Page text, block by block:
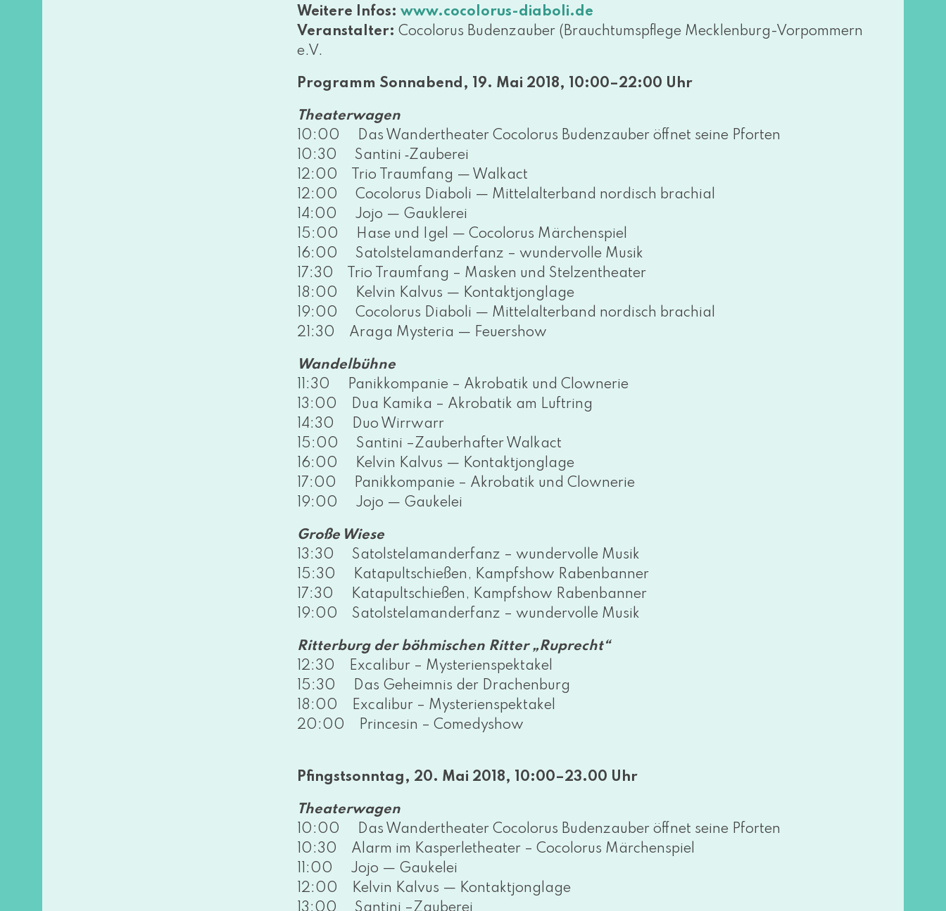
Weitere Infos: www​.coco​lo​rus​-dia​bo​li​.de
Veranstalter: Cocolorus Budenzauber (Brauchtumspflege Mecklenburg-Vorpommern
e.V.
Programm Sonnabend, 19. Mai 2018, 10:00–22:00 Uhr
Theaterwagen
10:00 Das Wandertheater Cocolorus Budenzauber öff­net sei­ne Pforten
10:30 Santini ‑Zauberei
12:00 Trio Traumfang — Walkact
12:00 Cocolorus Diaboli — Mittelalterband nor­disch bra­chi­al
14:00 Jojo — Gauklerei
15:00 Hase und Igel — Cocolorus Märchenspiel
16:00 Satolstelamanderfanz – wun­der­vol­le Musik
17:30 Trio Traumfang – Masken und Stelzentheater
18:00 Kelvin Kalvus — Kontaktjonglage
19:00 Cocolorus Diaboli — Mittelalterband nor­disch bra­chi­al
21:30 Araga Mysteria — Feuershow
Wandelbühne
11:30 Panikkompanie – Akrobatik und Clownerie
13:00 Dua Kamika – Akrobatik am Luftring
14:30 Duo Wirrwarr
15:00 Santini –Zauberhafter Walkact
16:00 Kelvin Kalvus — Kontaktjonglage
17:00 Panikkompanie – Akrobatik und Clownerie
19:00 Jojo — Gaukelei
Große Wiese
13:30 Satolstelamanderfanz – wun­der­vol­le Musik
15:30 Katapultschießen, Kampfshow Rabenbanner
17:30 Katapultschießen, Kampfshow Rabenbanner
19:00 Satolstelamanderfanz – wun­der­vol­le Musik
Ritterburg der böh­mi­schen Ritter „Ruprecht“
12:30 Excalibur – Mysterienspektakel
15:30 Das Geheimnis der Drachenburg
18:00 Excalibur – Mysterienspektakel
20:00 Princesin – Comedyshow
Pfingstsonntag, 20. Mai 2018, 10:00–23.00 Uhr
Theaterwagen
10:00 Das Wandertheater Cocolorus Budenzauber öff­net sei­ne Pforten
10:30 Alarm im Kasperletheater – Cocolorus Märchenspiel
11:00 Jojo — Gaukelei
12:00 Kelvin Kalvus — Kontaktjonglage